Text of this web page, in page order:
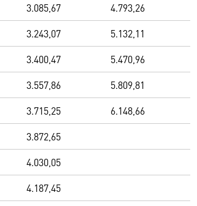
3.085,67 4.793,26
3.243,07 5.132,11
3.400,47 5.470,96
3.557,86 5.809,81
3.715,25 6.148,66
3.872,65
4.030,05
4.187,45